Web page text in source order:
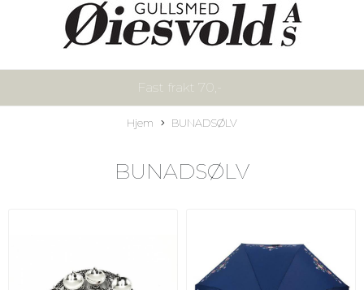
Fast frakt 70,-
Hjem BUNADSØLV
BUNADSØLV